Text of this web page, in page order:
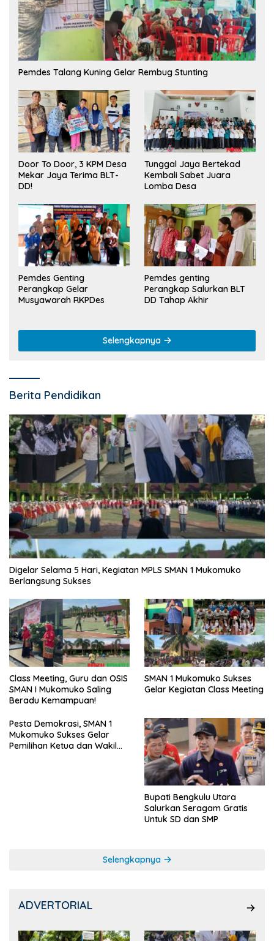
Pemdes Talang Kuning Gelar Rembug Stunting
Door To Door, 3 KPM Desa
Mekar Jaya Terima BLT-
DD!
Tunggal Jaya Bertekad
Kembali Sabet Juara
Lomba Desa
Pemdes Genting
Perangkap Gelar
Musyawarah RKPDes
Pemdes genting
Perangkap Salurkan BLT
DD Tahap Akhir
Selengkapnya
Berita Pendidikan
Digelar Selama 5 Hari, Kegiatan MPLS SMAN 1 Mukomuko
Berlangsung Sukses
Class Meeting, Guru dan OSIS
SMAN I Mukomuko Saling
Beradu Kemampuan!
SMAN 1 Mukomuko Sukses
Gelar Kegiatan Class Meeting
Pesta Demokrasi, SMAN 1
Mukomuko Sukses Gelar
Pemilihan Ketua dan Wakil
Bupati Bengkulu Utara
Salurkan Seragam Gratis
Untuk SD dan SMP
Selengkapnya
ADVERTORIAL